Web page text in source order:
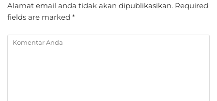
Alamat email anda tidak akan dipublikasikan. Required
fields are marked *